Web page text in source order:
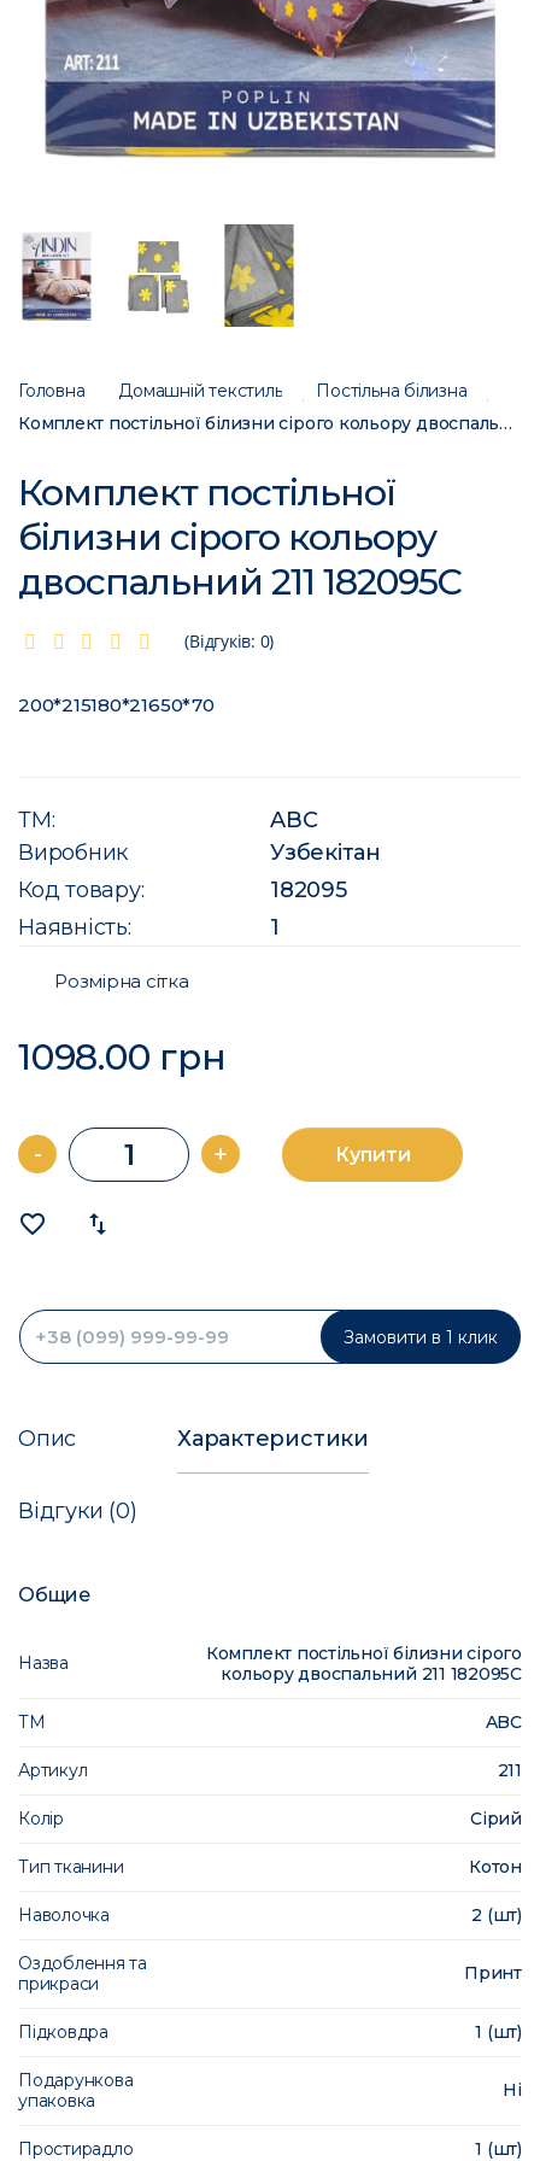
Головна Домашній текстиль
Постільна білизна
Комплект постільної білизни сірого кольору двоспальний 211 182095C
Комплект постільної
білизни сірого кольору
двоспальний 211 182095C
(Відгуків: 0)
200*215180*21650*70
ТМ:
ABC
Виробник
Узбекітан
Код товару:
182095
Наявність:
1
Розмірна сітка
1098.00 грн
- + Купити
favorite_border import_export
Замовити в 1 клик
Опис Характеристики
Відгуки (0)
Общие
Назва
Комплект постільної білизни сірого
кольору двоспальний 211 182095C
ТМ ABC
Артикул 211
Колір Сірий
Тип тканини Котон
Наволочка 2 (шт)
Оздоблення та
прикраси
Принт
Підковдра 1 (шт)
Подарункова
упаковка
Ні
Простирадло 1 (шт)